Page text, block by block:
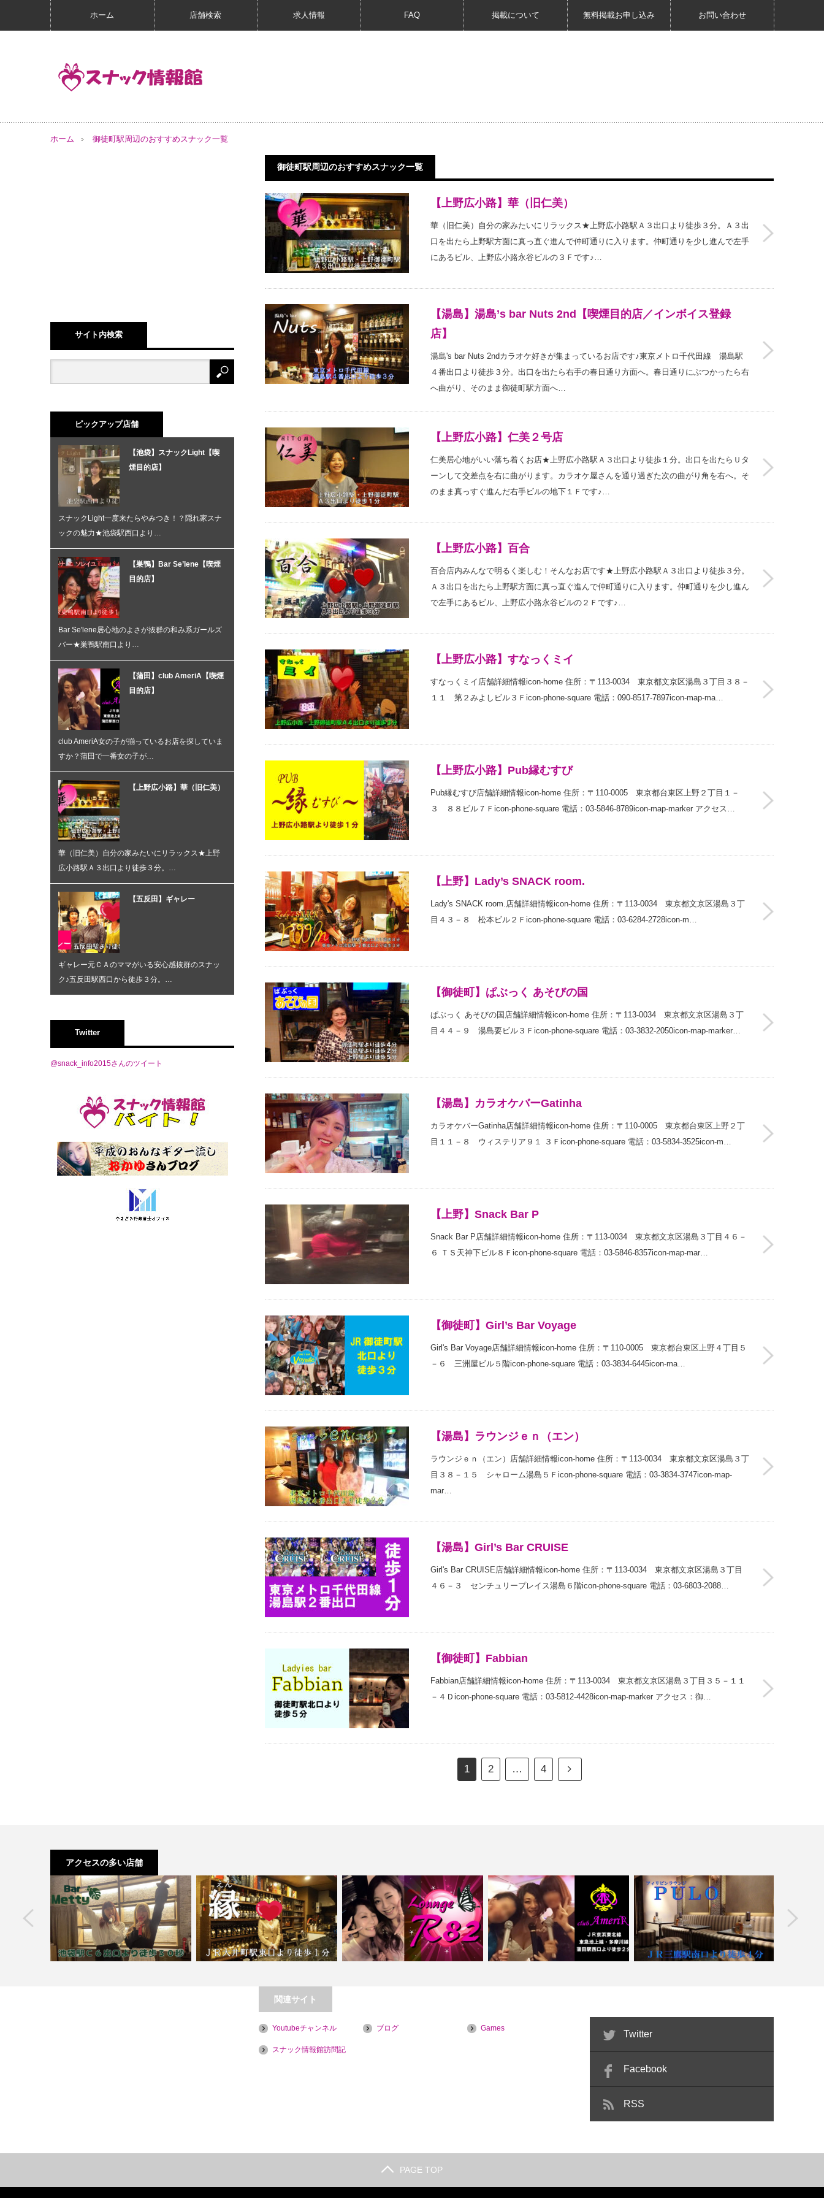
ホーム 店舗検索 求人情報 FAQ 掲載について 無料掲載お申し込み お問い合わせ
ホーム 御徒町駅周辺のおすすめスナック一覧
御徒町駅周辺のおすすめスナック一覧
【上野広小路】華（旧仁美）
華（旧仁美）自分の家みたいにリラックス★上野広小路駅Ａ３出口より徒歩３分。Ａ３出
口を出たら上野駅方面に真っ直ぐ進んで仲町通りに入ります。仲町通りを少し進んで左手
にあるビル、上野広小路永谷ビルの３Ｆです♪…
【湯島】湯島’s bar Nuts 2nd【喫煙目的店／インボイス登録
店】
湯島's bar Nuts 2ndカラオケ好きが集まっているお店です♪東京メトロ千代田線 湯島駅
４番出口より徒歩３分。出口を出たら右手の春日通り方面へ。春日通りにぶつかったら右
へ曲がり、そのまま御徒町駅方面へ…
【上野広小路】仁美２号店
仁美居心地がいい落ち着くお店★上野広小路駅Ａ３出口より徒歩１分。出口を出たらＵタ
ーンして交差点を右に曲がります。カラオケ屋さんを通り過ぎた次の曲がり角を右へ。そ
のまま真っすぐ進んだ右手ビルの地下１Ｆです♪…
【上野広小路】百合
百合店内みんなで明るく楽しむ！そんなお店です★上野広小路駅Ａ３出口より徒歩３分。
Ａ３出口を出たら上野駅方面に真っ直ぐ進んで仲町通りに入ります。仲町通りを少し進ん
で左手にあるビル、上野広小路永谷ビルの２Ｆです♪…
【上野広小路】すなっくミイ
すなっくミイ店舗詳細情報icon-home 住所：〒113-0034 東京都文京区湯島３丁目３８－
１１ 第２みよしビル３Ｆicon-phone-square 電話：090-8517-7897icon-map-ma…
【上野広小路】Pub縁むすび
Pub縁むすび店舗詳細情報icon-home 住所：〒110-0005 東京都台東区上野２丁目１－
３ ８８ビル７Ｆicon-phone-square 電話：03-5846-8789icon-map-marker アクセス…
【上野】Lady’s SNACK room.
Lady's SNACK room.店舗詳細情報icon-home 住所：〒113-0034 東京都文京区湯島３丁
目４３－８ 松本ビル２Ｆicon-phone-square 電話：03-6284-2728icon-m…
【御徒町】ぱぶっく あそびの国
ぱぶっく あそびの国店舗詳細情報icon-home 住所：〒113-0034 東京都文京区湯島３丁
目４４－９ 湯島要ビル３Ｆicon-phone-square 電話：03-3832-2050icon-map-marker…
【湯島】カラオケバーGatinha
カラオケバーGatinha店舗詳細情報icon-home 住所：〒110-0005 東京都台東区上野２丁
目１１－８ ウィステリア９１ ３Ｆicon-phone-square 電話：03-5834-3525icon-m…
【上野】Snack Bar P
Snack Bar P店舗詳細情報icon-home 住所：〒113-0034 東京都文京区湯島３丁目４６－
６ ＴＳ天神下ビル８Ｆicon-phone-square 電話：03-5846-8357icon-map-mar…
【御徒町】Girl’s Bar Voyage
Girl's Bar Voyage店舗詳細情報icon-home 住所：〒110-0005 東京都台東区上野４丁目５
－６ 三洲屋ビル５階icon-phone-square 電話：03-3834-6445icon-ma…
【湯島】ラウンジｅｎ（エン）
ラウンジｅｎ（エン）店舗詳細情報icon-home 住所：〒113-0034 東京都文京区湯島３丁
目３８－１５ シャローム湯島５Ｆicon-phone-square 電話：03-3834-3747icon-map-
mar…
【湯島】Girl’s Bar CRUISE
Girl's Bar CRUISE店舗詳細情報icon-home 住所：〒113-0034 東京都文京区湯島３丁目
４６－３ センチュリープレイス湯島６階icon-phone-square 電話：03-6803-2088…
【御徒町】Fabbian
Fabbian店舗詳細情報icon-home 住所：〒113-0034 東京都文京区湯島３丁目３５－１１
－４Ｄicon-phone-square 電話：03-5812-4428icon-map-marker アクセス：御…
1 2 … 4
サイト内検索
ピックアップ店舗
【池袋】スナックLight【喫
煙目的店】
スナックLight一度来たらやみつき！？隠れ家スナ
ックの魅力★池袋駅西口より…
【巣鴨】Bar Se’lene【喫煙
目的店】
Bar Se'lene居心地のよさが抜群の和み系ガールズ
バー★巣鴨駅南口より…
【蒲田】club AmeriA【喫煙
目的店】
club AmeriA女の子が揃っているお店を探していま
すか？蒲田で一番女の子が…
【上野広小路】華（旧仁美）
華（旧仁美）自分の家みたいにリラックス★上野
広小路駅Ａ３出口より徒歩３分。…
【五反田】ギャレー
ギャレー元ＣＡのママがいる安心感抜群のスナッ
ク♪五反田駅西口から徒歩３分。…
Twitter
@snack_info2015さんのツイート
アクセスの多い店舗
【大井町】パブスナック縁
ルハニー）
【蒲田】club AmeriA【喫煙目的店】 【三鷹】フィリピンラウンジ PULO
関連サイト
Youtubeチャンネル ブログ Games
スナック情報館訪問記
Twitter
Facebook
RSS
PAGE TOP